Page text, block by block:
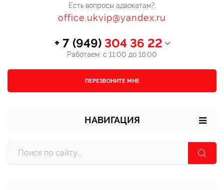
Есть вопросы адвокатам?:
office.ukvip@yandex.ru
+ 7 (949) 304 36 22
Работаем: с 11:00 до 16:00
ПЕРЕЗВОНИТЕ МНЕ
НАВИГАЦИЯ